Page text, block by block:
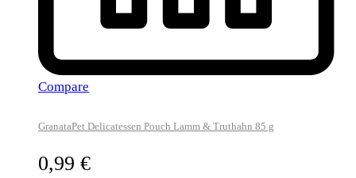
Compare
GranataPet Delicatessen Pouch Lamm & Truthahn 85 g
0,99 €